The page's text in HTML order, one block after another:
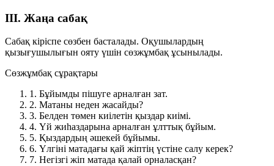
III. Жаңа сабақ
Сабақ кіріспе сөзбен басталады. Оқушылардың
қызығушылығын ояту үшін сөзжұмбақ ұсынылады.
Сөзжұмбақ сұрақтары
1. Бұйымды пішуге арналған зат.
2. Матаны неден жасайды?
3. Белден төмен киілетін қыздар киімі.
4. Үй жиһаздарына арналған ұлттық бұйым.
5. Қыздардың әшекей бұйымы.
6. Үлгіні матадағы қай жіптің үстіне салу керек?
7. Негізгі жіп матада қалай орналасқан?